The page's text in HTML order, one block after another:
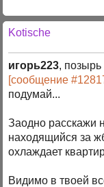
Kotische
игорь223, позырь
[сообщение
подумай...
Заодно расскажи
находящийся за
охлаждает
Видимо в твоей